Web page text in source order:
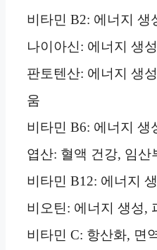
비타민 B2: 에너지 생
나이아신: 에너지 생
판토텐산: 에너지 생
움
비타민 B6: 에너지 생
엽산: 혈액 건강, 임산
비타민 B12: 에너지
비오틴: 에너지 생성,
비타민 C: 항산화, 면